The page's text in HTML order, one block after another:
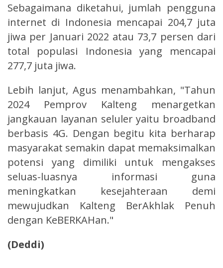
Sebagaimana diketahui, jumlah pengguna
internet di Indonesia mencapai 204,7 juta
jiwa per Januari 2022 atau 73,7 persen dari
total populasi Indonesia yang mencapai
277,7 juta jiwa.
Lebih lanjut, Agus menambahkan, "Tahun
2024 Pemprov Kalteng menargetkan
jangkauan layanan seluler yaitu broadband
berbasis 4G. Dengan begitu kita berharap
masyarakat semakin dapat memaksimalkan
potensi yang dimiliki untuk mengakses
seluas-luasnya informasi guna
meningkatkan kesejahteraan demi
mewujudkan Kalteng BerAkhlak Penuh
dengan KeBERKAHan."
(Deddi)